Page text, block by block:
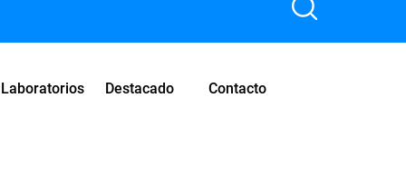
Laboratorios Destacado Contacto